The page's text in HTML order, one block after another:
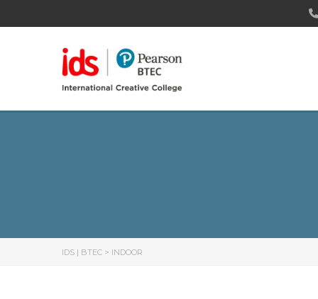
IDS | BTEC > INDOOR